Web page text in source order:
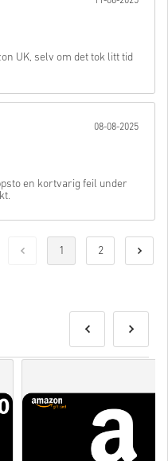
UK, selv om det tok litt tid
08-08-2025
en kortvarig feil under
1 2